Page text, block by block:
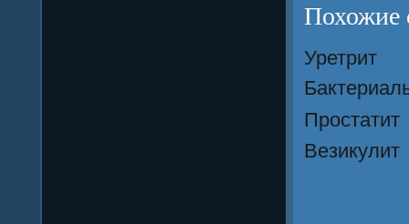
Похожие
Уретрит
Простатит
Везикулит